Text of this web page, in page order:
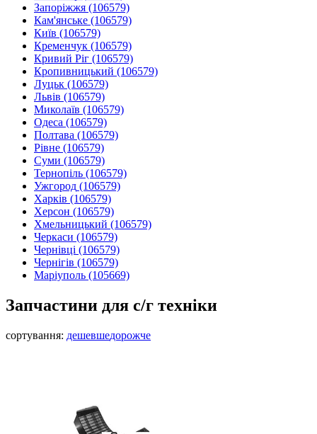
Запоріжжя (106579)
Кам'янське (106579)
Київ (106579)
Кременчук (106579)
Кривий Ріг (106579)
Кропивницький (106579)
Луцьк (106579)
Львів (106579)
Миколаїв (106579)
Одеса (106579)
Полтава (106579)
Рівне (106579)
Суми (106579)
Тернопіль (106579)
Ужгород (106579)
Харків (106579)
Херсон (106579)
Хмельницький (106579)
Черкаси (106579)
Чернівці (106579)
Чернігів (106579)
Маріуполь (105669)
Запчастини для с/г техніки
сортування: дешевшедорожче